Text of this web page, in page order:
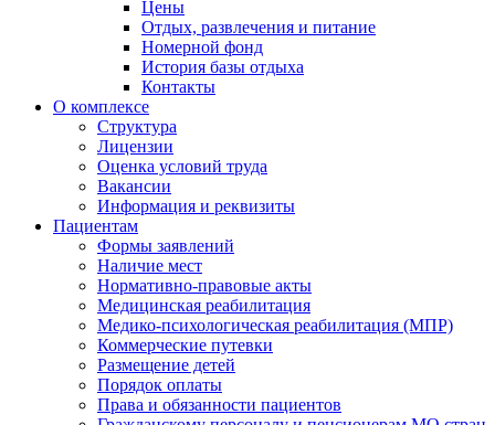
Цены
Отдых, развлечения и питание
Номерной фонд
История базы отдыха
Контакты
О комплексе
Структура
Лицензии
Оценка условий труда
Вакансии
Информация и реквизиты
Пациентам
Формы заявлений
Наличие мест
Нормативно-правовые акты
Медицинская реабилитация
Медико-психологическая реабилитация (МПР)
Коммерческие путевки
Размещение детей
Порядок оплаты
Права и обязанности пациентов